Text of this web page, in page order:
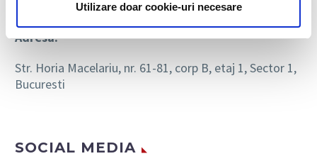
Utilizare doar cookie-uri necesare
biaoffice@bia.ro
Adresa:
Str. Horia Macelariu, nr. 61-81, corp B, etaj 1, Sector 1,
Bucuresti
SOCIAL MEDIA